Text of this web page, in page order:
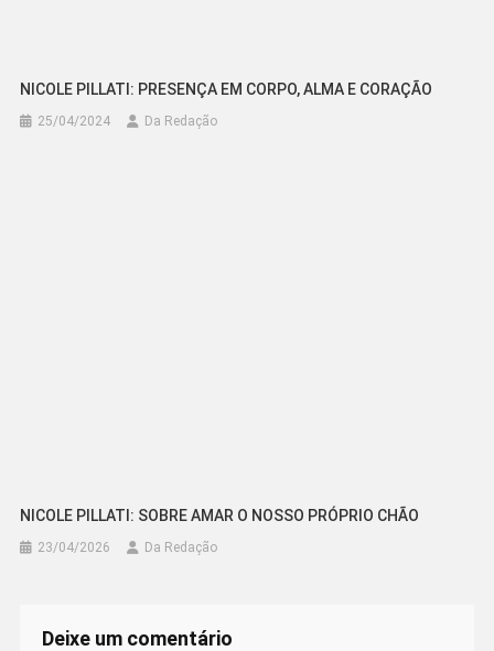
NICOLE PILLATI: PRESENÇA EM CORPO, ALMA E CORAÇÃO
25/04/2024 Da Redação
NICOLE PILLATI: SOBRE AMAR O NOSSO PRÓPRIO CHÃO
23/04/2026 Da Redação
Deixe um comentário